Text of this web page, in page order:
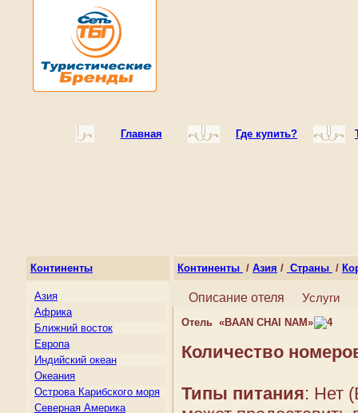
Главная Где купить?
Континенты
Азия
Африка
Ближний восток
Европа
Индийский океан
Океания
Острова Карибского моря
Северная Америка
Континенты / Азия / Страны /
Описание отеля Услуги
Отель «BAAN CHAI NAM»
Количество
Типы питания: Нет